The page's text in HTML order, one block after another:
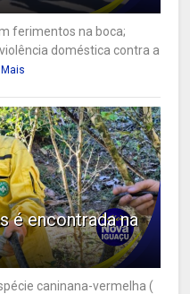
ferimentos na boca;
doméstica contra a
é encontrada na
caninana-vermelha (